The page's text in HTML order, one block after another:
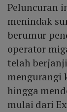
Peluncuran
menindak
berumur
operator
telah
mengurangi
hingga
mulai dari